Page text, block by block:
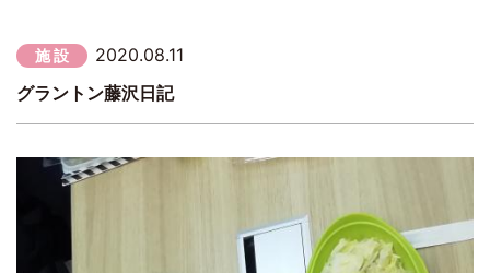
施 設
2020.08.11
グラントン藤沢日記